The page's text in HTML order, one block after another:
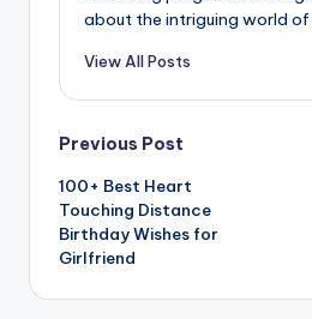
about the intriguing world
View All Posts
Post
navigation
Previous Post
100+ Best Heart
Touching Distance
Birthday Wishes for
Girlfriend